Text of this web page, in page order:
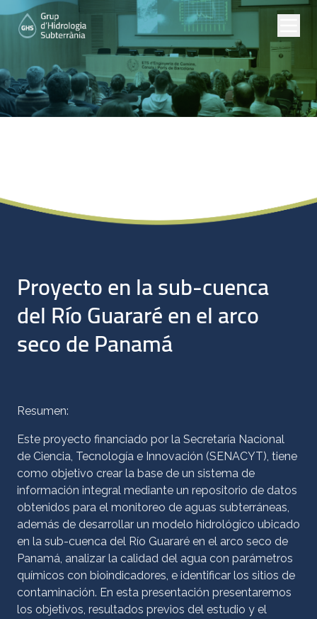
Proyecto en la sub-cuenca
del Río Guararé en el arco
seco de Panamá
Resumen:
Este proyecto financiado por la Secretaría Nacional
de Ciencia, Tecnología e Innovación (SENACYT), tiene
como objetivo crear la base de un sistema de
información integral mediante un repositorio de datos
obtenidos para el monitoreo de aguas subterráneas,
además de desarrollar un modelo hidrológico ubicado
en la sub-cuenca del Río Guararé en el arco seco de
Panamá, analizar la calidad del agua con parámetros
químicos con bioindicadores, e identificar los sitios de
contaminación. En esta presentación presentaremos
los objetivos, resultados previos del estudio y el